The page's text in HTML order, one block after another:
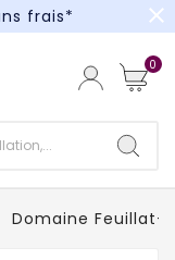
frais*
frais*
close
0
Domaine Feuillat-